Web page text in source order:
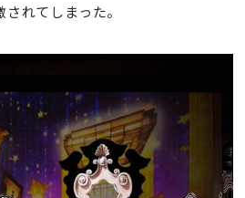
れてしまった。